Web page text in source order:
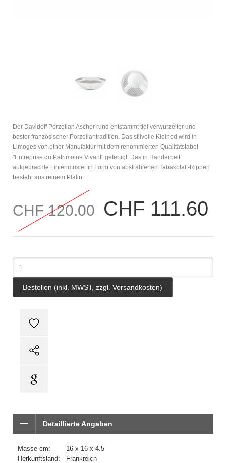
Der Davidoff Porzellan Ascher rund entstammt tief verwurzelter und
bester französischer Porzellantradition. Das stilvolle Kleinod wird in
Limoges von einer Manufaktur mit dem renommierten Qualitätslabel
"Entreprise du Patrimoine Vivant" gefertigt. Das in Handarbeit
aufgebrachte Linienmuster in Form von abstrahierten Tabakblatt-Rippen
besteht aus reinem Platin.
CHF 120.00 CHF 111.60
Detaillierte Angaben
Masse cm:
16 x 16 x 4.5
Herkunftsland:
Frankreich